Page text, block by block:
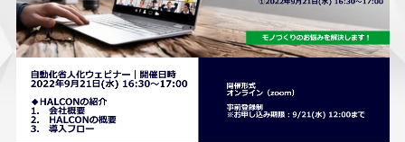
納入事例
技術動画